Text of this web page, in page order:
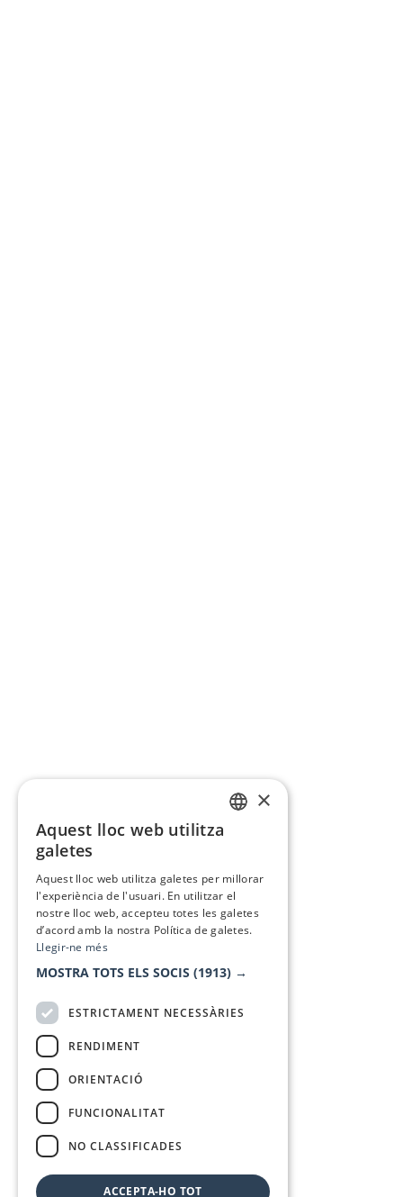
×
Aquest lloc web utilitza
galetes
Aquest lloc web utilitza galetes per millorar
l'experiència de l'usuari. En utilitzar el
nostre lloc web, accepteu totes les galetes
d’acord amb la nostra Política de galetes.
Llegir-ne més
MOSTRA TOTS ELS SOCIS (1913) →
ESTRICTAMENT NECESSÀRIES
RENDIMENT
ORIENTACIÓ
FUNCIONALITAT
NO CLASSIFICADES
ACCEPTA-HO TOT